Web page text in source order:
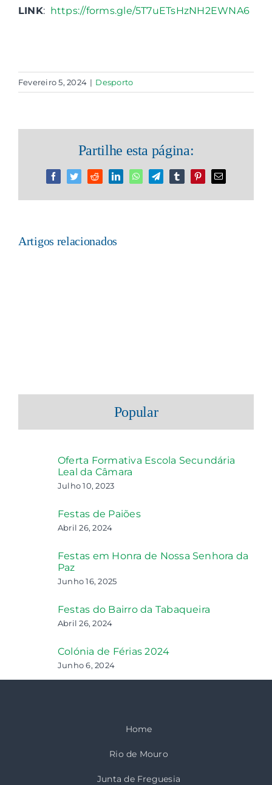
LINK: https://forms.gle/5T7uETsHzNH2EWNA6
Fevereiro 5, 2024 | Desporto
Partilhe esta página:
FacebookTwitterRedditLinkedInWhatsAppTelegramTumblrPinterestEmail
Artigos relacionados
Popular
Oferta Formativa Escola Secundária
Leal da Câmara
Julho 10, 2023
Festas de Paiões
Abril 26, 2024
Festas em Honra de Nossa Senhora da
Paz
Junho 16, 2025
Festas do Bairro da Tabaqueira
Abril 26, 2024
Colónia de Férias 2024
Junho 6, 2024
Home
Rio de Mouro
Junta de Freguesia